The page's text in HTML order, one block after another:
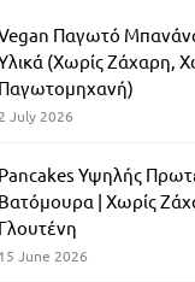
Παγωτό
(Χωρίς Ζάχαρη,
Παγωτομηχανή)
2 July 2026
Pancakes Υψηλής
Βατόμουρα | Χωρίς
Γλουτένη
15 June 2026